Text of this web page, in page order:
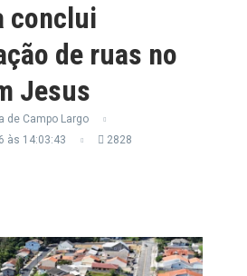
conclui
de ruas no
Jesus
de Campo Largo
às 14:03:43
2828